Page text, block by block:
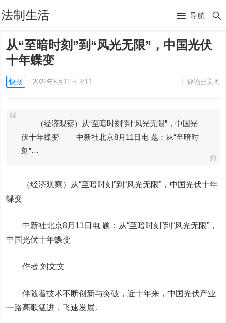
法制生活 导航
从“至暗时刻”到“风光无限”，中国光伏
十年蝶变
快报 2022年8月12日 3:11 评论已关闭
（经济观察）从“至暗时刻”到“风光无限”，中国光
伏十年蝶变 中新社北京8月11日电 题：从“至暗时
刻”…
（经济观察）从“至暗时刻”到“风光无限”，中国光伏十年
蝶变
中新社北京8月11日电 题：从“至暗时刻”到“风光无限”，
中国光伏十年蝶变
作者 刘文文
伴随着技术不断创新与突破，近十年来，中国光伏产业
一路高歌猛进，飞速发展。